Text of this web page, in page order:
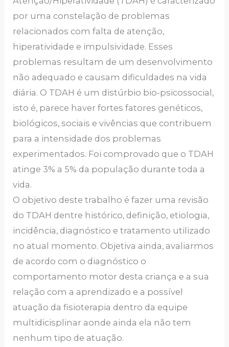
por uma constelação de problemas
relacionados com falta de atenção,
hiperatividade e impulsividade. Esses
problemas resultam de um desenvolvimento
não adequado e causam dificuldades na vida
diária. O TDAH é um distúrbio bio-psicossocial,
isto é, parece haver fortes fatores genéticos,
biológicos, sociais e vivências que contribuem
para a intensidade dos problemas
experimentados. Foi comprovado que o TDAH
atinge 3% a 5% da população durante toda a
vida.
O objetivo deste trabalho é fazer uma revisão
do TDAH dentre histórico, definição, etiologia,
incidência, diagnóstico e tratamento utilizado
no atual momento. Objetiva ainda, avaliarmos
de acordo com o diagnóstico o
comportamento motor desta criança e a sua
relação com a aprendizado e a possível
atuação da fisioterapia dentro da equipe
multidicisplinar aonde ainda ela não tem
nenhum tipo de atuação.